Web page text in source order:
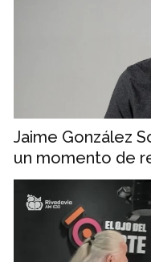
Jaime González
un momento de